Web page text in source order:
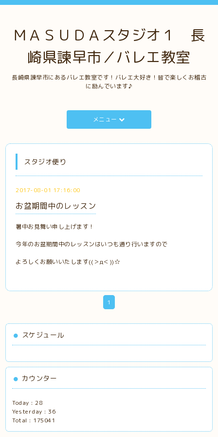
ＭＡＳＵＤＡスタジオ１ 長
崎県諫早市／バレエ教室
長崎県諫早市にあるバレエ教室です！バレエ大好き！皆で楽しくお稽古
に励んでいます♪
メニュー
スタジオ便り
2017-08-01 17:16:00
お盆期間中のレッスン
暑中お見舞い申し上げます！
今年のお盆期間中のレッスンはいつも通り行いますので
よろしくお願いいたします((＞д＜))☆
1
スケジュール
カウンター
Today :28
Yesterday :36
Total : 175041